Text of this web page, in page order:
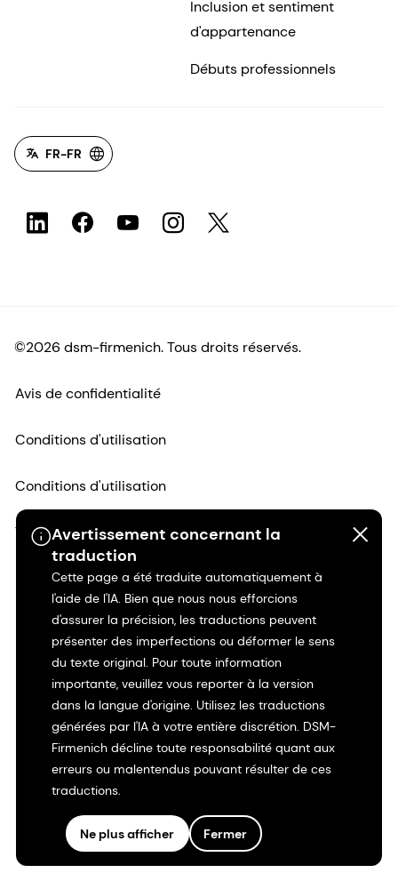
Avertissement concernant la
traduction
Cette page a été traduite automatiquement à
l'aide de l'IA. Bien que nous nous efforcions
d'assurer la précision, les traductions peuvent
présenter des imperfections ou déformer le sens
du texte original. Pour toute information
importante, veuillez vous reporter à la version
dans la langue d'origine. Utilisez les traductions
générées par l'IA à votre entière discrétion. DSM-
Firmenich décline toute responsabilité quant aux
erreurs ou malentendus pouvant résulter de ces
traductions.
Ne plus afficher Fermer
Inclusion et sentiment
d'appartenance
Débuts professionnels
FR-FR
©2026 dsm-firmenich. Tous droits réservés.
Avis de confidentialité
Conditions d'utilisation
Conditions d'utilisation
Transparence en Californie
Déclaration d'accessibilité
Informations juridiques
Plan du site